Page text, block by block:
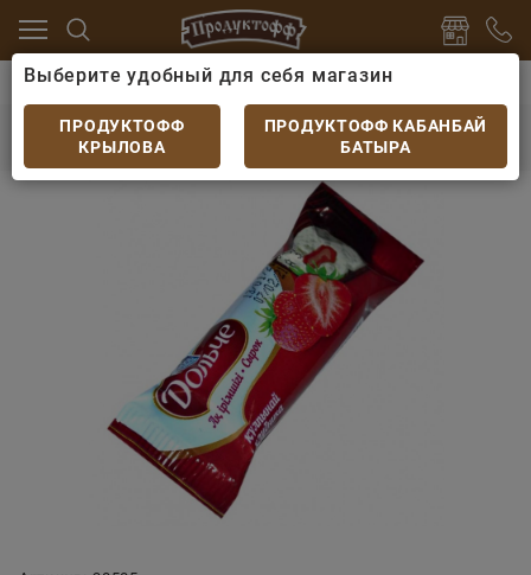
Йогурты, творожки, десерты
Сырок
Сырок глазированный Food Master Клубника
Выберите удобный для себя магазин
ПРОДУКТОФФ
КРЫЛОВА
ПРОДУКТОФФ КАБАНБАЙ
БАТЫРА